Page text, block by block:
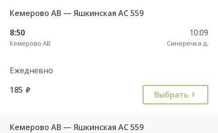
Кемерово АВ — Яшкинская АС 559
8:50
Кемерово АВ
10:09
Синеречка д.
Ежедневно
185 руб. Выбрать
Кемерово АВ — Яшкинская АС 559